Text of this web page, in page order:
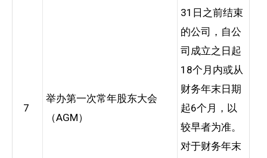
7
举办第一次常年股东大会
（AGM）
31日之前结束
的公司，自公
司成立之日起
18个月内或从
财务年末日期
起6个月，以
较早者为准。
对于财务年末